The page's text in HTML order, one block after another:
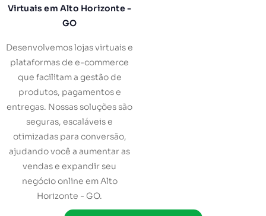
Virtuais em Alto Horizonte -
GO
Desenvolvemos lojas virtuais e
plataformas de e-commerce
que facilitam a gestão de
produtos, pagamentos e
entregas. Nossas soluções são
seguras, escaláveis e
otimizadas para conversão,
ajudando você a aumentar as
vendas e expandir seu
negócio online em Alto
Horizonte - GO.